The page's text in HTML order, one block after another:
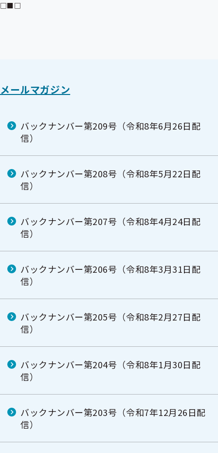
□■□
メールマガジン
バックナンバー第209号（令和8年6月26日配
信）
バックナンバー第208号（令和8年5月22日配
信）
バックナンバー第207号（令和8年4月24日配
信）
バックナンバー第206号（令和8年3月31日配
信）
バックナンバー第205号（令和8年2月27日配
信）
バックナンバー第204号（令和8年1月30日配
信）
バックナンバー第203号（令和7年12月26日配
信）